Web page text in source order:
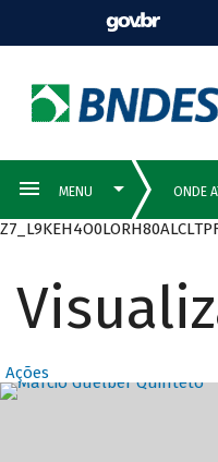
Ações